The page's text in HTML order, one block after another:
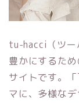
tu-hacci（ツー
豊かにするた
サイトです。
マに、多様な